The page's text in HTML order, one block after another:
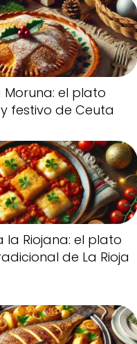
Moruna: el plato
festivo de Ceuta
la Riojana: el plato
de La Rioja